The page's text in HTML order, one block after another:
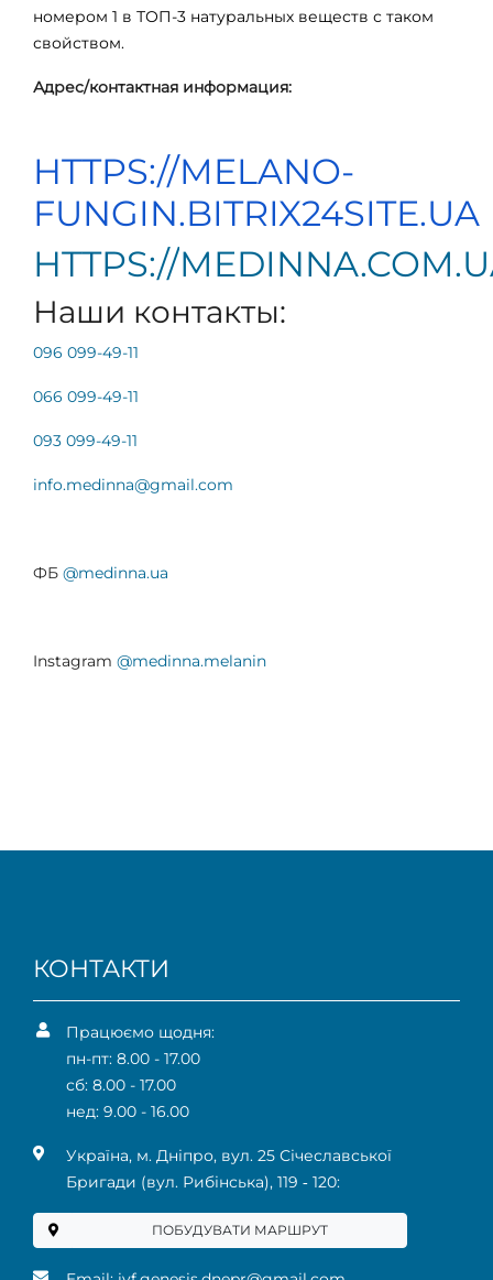
номером 1 в ТОП-3 натуральных веществ с таком
свойством.
Адрес/контактная информация:
HTTPS://MELANO-
FUNGIN.BITRIX24SITE.UA
HTTPS://MEDINNA.COM.
Наши контакты:
096 099-49-11
066 099-49-11
093 099-49-11
info.medinna@gmail.com
ФБ @medinna.ua
Instagram @medinna.melanin
КОНТАКТИ
Працюємо щодня:
пн-пт: 8.00 - 17.00
сб: 8.00 - 17.00
нед: 9.00 - 16.00
Українa, м. Дніпро, вул. 25 Січеславської
Бригади (вул. Рибінська), 119 ‑ 120:
ПОБУДУВАТИ МАРШРУТ